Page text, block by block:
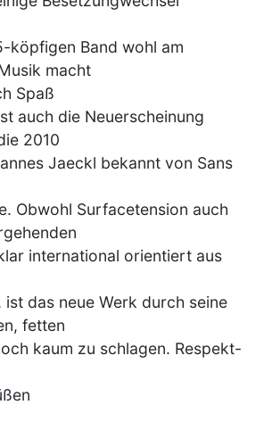
köpfigen Band wohl am
macht
Spaß
auch die Neuerscheinung
2010
Jaeckl bekannt von Sans
Obwohl Surfacetension auch
international orientiert aus
ist das neue Werk durch seine
fetten
kaum zu schlagen. Respekt-